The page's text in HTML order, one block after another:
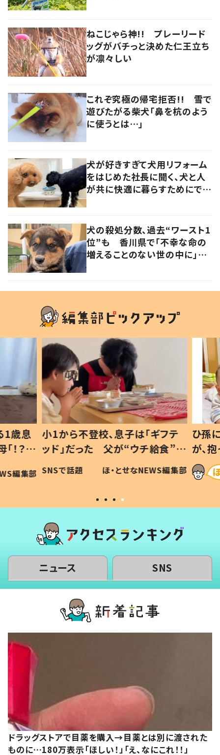
ねこじゃら神!! プレーリード
ッグがバチっと決めた仁王立ち
が凛々しい
これぞ究極の帰宅拒否!! 雪で
遊びたがる柴犬「鼻を杭のよう
に使うとは…」
犬が好きすぎて犬用リフォーム
をはじめた社長に聞く、犬と人
が共に快適に暮らすためにでき
犬の殺処分数、過去“ワースト1
位”も 香川県で「不幸な命の
増えることのない世の中に」と
歳息
？」
編集部
小1から不登校、息子は「ギフテ
ッド」だった 父が“ウチ給食”を
作り続ける理由とは #令和の親
#令和の子
SNSで話題 ほ・とせなNEWS編集部
ひ孫
が、
「涙
い」
ニュース SNS
ドラッグストアで目薬を購入→目薬とは別に渡された
ものに…180万表示「ほしい！」「え、なにこれ！！」